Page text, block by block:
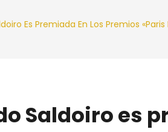
Es Premiada En Los Premios
Saldoiro es